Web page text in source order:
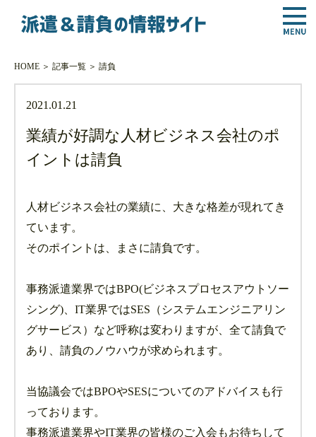
HOME＞ 記事一覧＞ 請負
2021.01.21
業績が好調な人材ビジネス会社のポ
イントは請負
人材ビジネス会社の業績に、大きな格差が現れてき
ています。
そのポイントは、まさに請負です。
事務派遣業界ではBPO(ビジネスプロセスアウトソー
シング)、IT業界ではSES（システムエンジニアリン
グサービス）など呼称は変わりますが、全て請負で
あり、請負のノウハウが求められます。
当協議会ではBPOやSESについてのアドバイスも行
っております。
事務派遣業界やIT業界の皆様のご入会もお待ちして